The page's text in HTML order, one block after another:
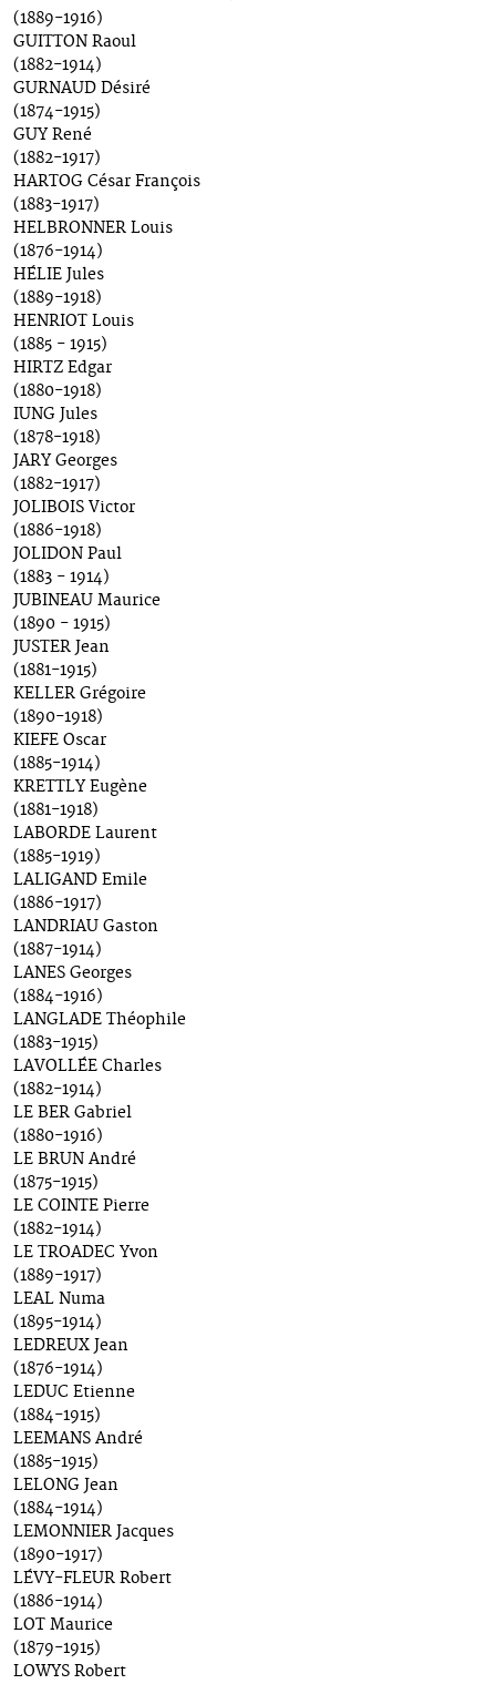
(1889-1916)
GUITTON Raoul
(1882-1914)
GURNAUD Désiré
(1874-1915)
GUY René
(1882-1917)
HARTOG César François
(1883-1917)
HELBRONNER Louis
(1876-1914)
HÉLIE Jules
(1889-1918)
HENRIOT Louis
(1885 - 1915)
HIRTZ Edgar
(1880-1918)
IUNG Jules
(1878-1918)
JARY Georges
(1882-1917)
JOLIBOIS Victor
(1886-1918)
JOLIDON Paul
(1883 - 1914)
JUBINEAU Maurice
(1890 - 1915)
JUSTER Jean
(1881-1915)
KELLER Grégoire
(1890-1918)
KIEFE Oscar
(1885-1914)
KRETTLY Eugène
(1881-1918)
LABORDE Laurent
(1885-1919)
LALIGAND Emile
(1886-1917)
LANDRIAU Gaston
(1887-1914)
LANES Georges
(1884-1916)
LANGLADE Théophile
(1883-1915)
LAVOLLÉE Charles
(1882-1914)
LE BER Gabriel
(1880-1916)
LE BRUN André
(1875-1915)
LE COINTE Pierre
(1882-1914)
LE TROADEC Yvon
(1889-1917)
LEAL Numa
(1895-1914)
LEDREUX Jean
(1876-1914)
LEDUC Etienne
(1884-1915)
LEEMANS André
(1885-1915)
LELONG Jean
(1884-1914)
LEMONNIER Jacques
(1890-1917)
LÉVY-FLEUR Robert
(1886-1914)
LOT Maurice
(1879-1915)
LOWYS Robert